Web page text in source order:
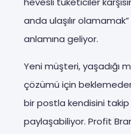
anda ulaşılır
anlamına geliyor.
Yeni müşteri, yaşadığı
çözümü için
bir postla kendisini
paylaşabiliyor. Profit